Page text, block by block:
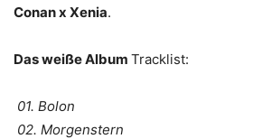
Conan x Xenia.
Das weiße Album Tracklist:
01. Bolon
02. Morgenstern